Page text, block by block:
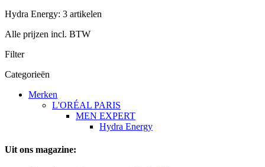
Hydra Energy: 3 artikelen
Alle prijzen incl. BTW
Filter
Categorieën
Merken
L'ORÉAL PARIS
MEN EXPERT
Hydra Energy
Uit ons magazine: